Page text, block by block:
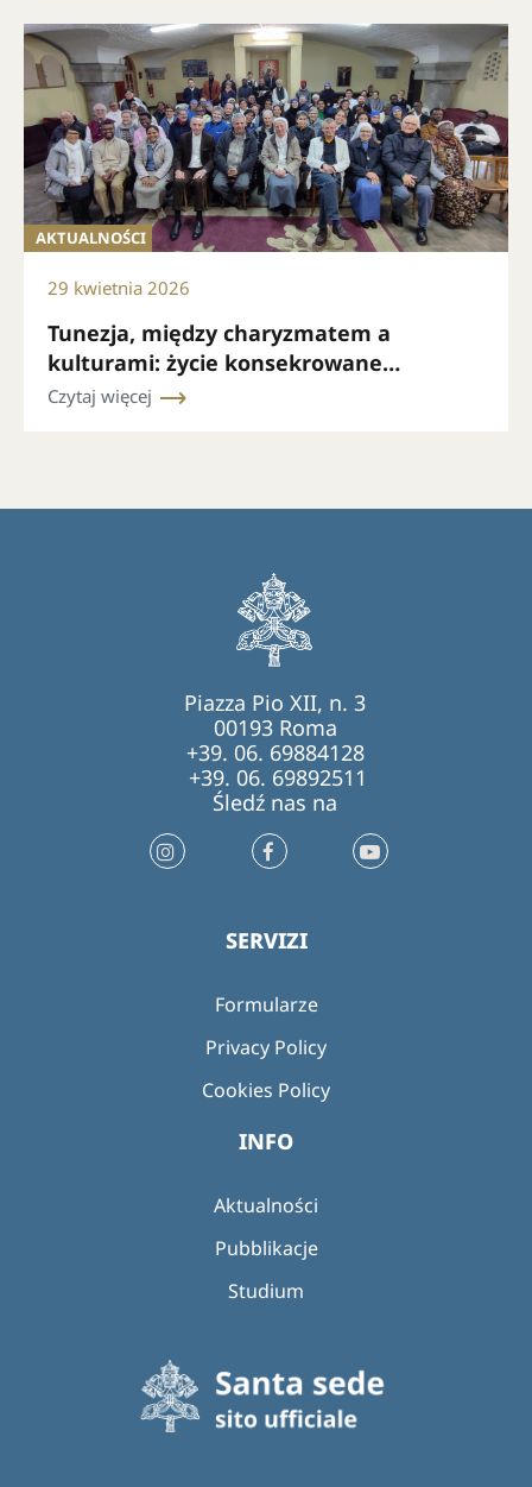
AKTUALNOŚCI
29 kwietnia 2026
Tunezja, między charyzmatem a
kulturami: życie konsekrowane
wezwane do odnowienia więzi i misji
Czytaj więcej
Piazza Pio XII, n. 3
00193 Roma
+39. 06. 69884128
+39. 06. 69892511
Śledź nas na
SERVIZI
Formularze
Privacy Policy
Cookies Policy
INFO
Aktualności
Pubblikacje
Studium